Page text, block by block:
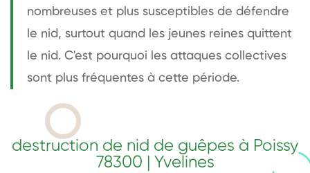
nombreuses et plus susceptibles de défendre
le nid, surtout quand les jeunes reines quittent
le nid. C'est pourquoi les attaques collectives
sont plus fréquentes à cette période.
destruction de nid de guêpes à Poissy
78300 | Yvelines